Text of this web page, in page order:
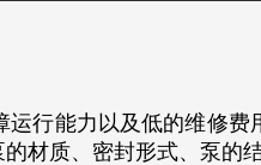
行能力以及低的维修
材质、密封形式、泵的